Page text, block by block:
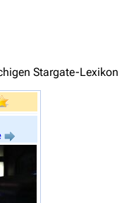
347.805
Stargate-Lexikon